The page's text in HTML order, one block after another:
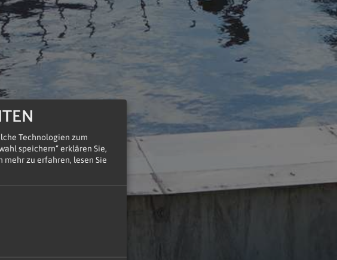
Technologien zum
speichern“ erklären Sie,
mehr zu erfahren, lesen Sie